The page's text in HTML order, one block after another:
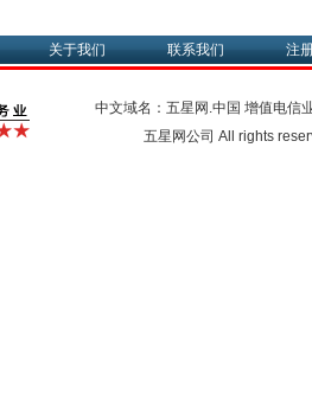
关于我们 联系我们 注
中文域名：五星网.中国 增值电信
五星网公司 All rights